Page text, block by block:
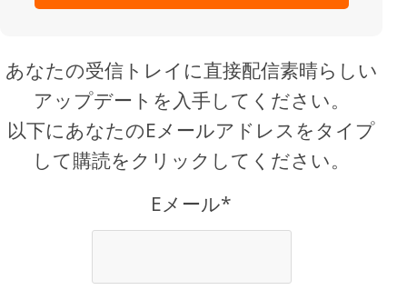
あなたの受信トレイに直接配信素晴らしい
アップデートを入手してください。
以下にあなたのEメールアドレスをタイプ
して購読をクリックしてください。
Eメール*